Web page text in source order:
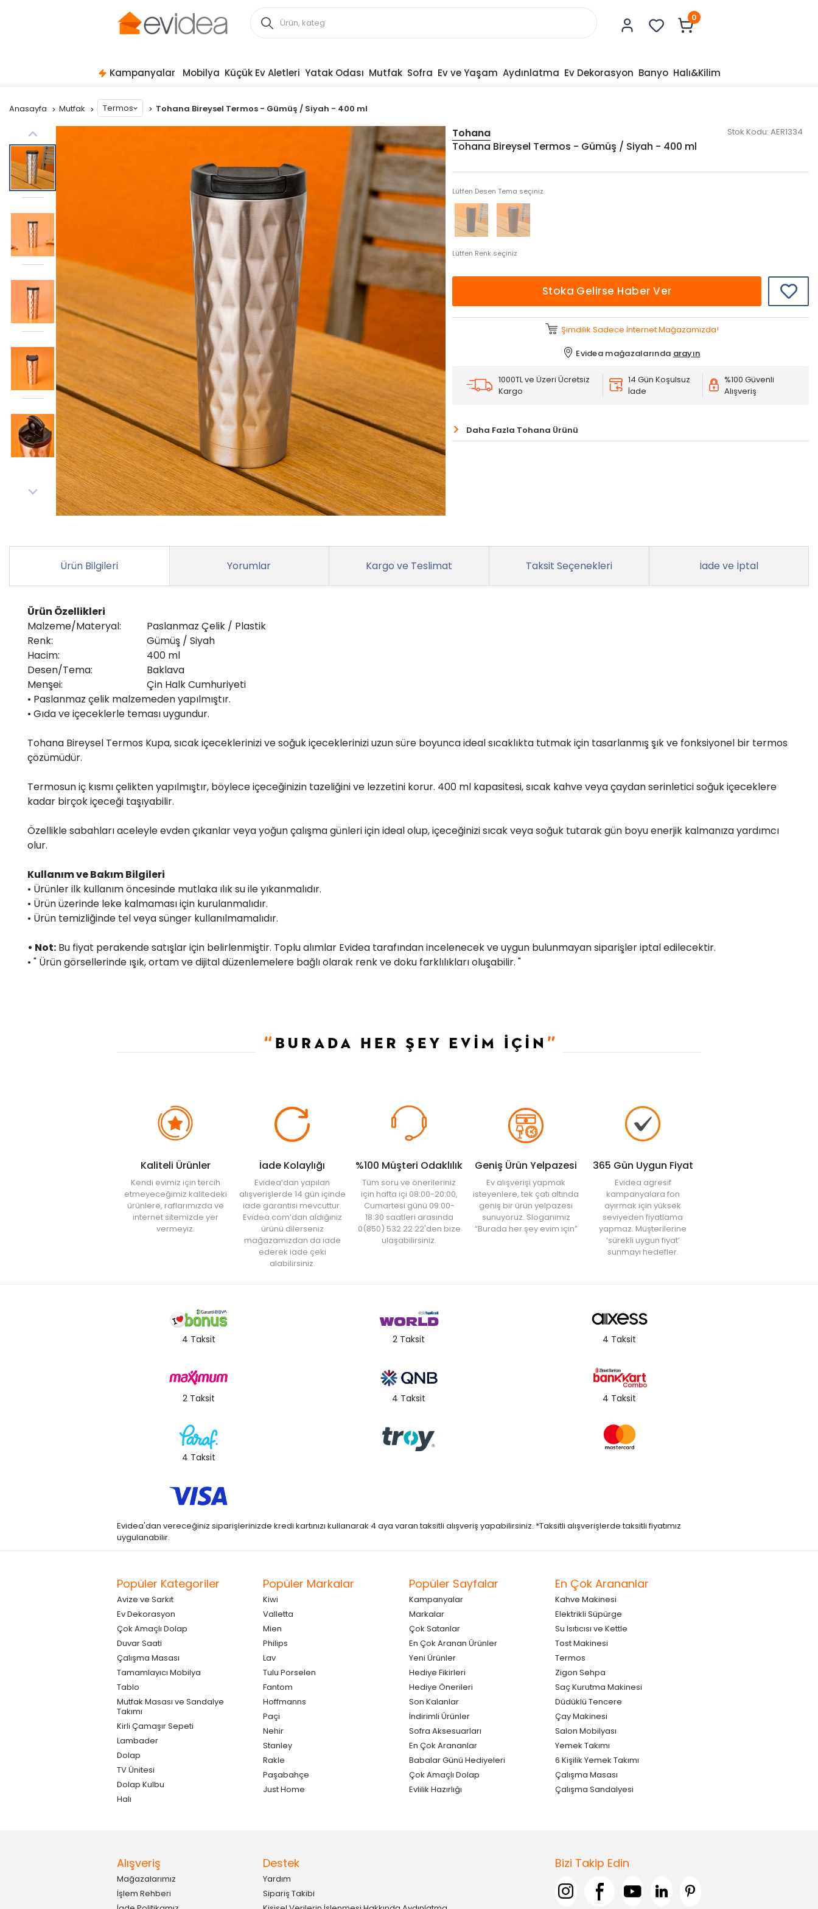
0
Kampanyalar Mobilya Küçük Ev Aletleri Yatak Odası Mutfak Sofra Ev ve Yaşam Aydınlatma Ev Dekorasyon Banyo Halı&Kilim
Anasayfa Mutfak Termos Tohana Bireysel Termos - Gümüş / Siyah - 400 ml
Tohana Stok Kodu: AER1334
Tohana Bireysel Termos - Gümüş / Siyah - 400 ml
Lütfen Desen Tema seçiniz
Lütfen Renk seçiniz
Stoka Gelirse Haber Ver
Şimdilik Sadece İnternet Mağazamızda!
Evidea mağazalarında arayın
1000TL ve Üzeri Ücretsiz
Kargo
14 Gün Koşulsuz
İade
%100 Güvenli
Alışveriş
Daha Fazla Tohana Ürünü
Ürün Bilgileri Yorumlar Kargo ve Teslimat Taksit Seçenekleri İade ve İptal
Ürün Özellikleri
Malzeme/Materyal:
Paslanmaz Çelik / Plastik
Renk:
Gümüş / Siyah
Hacim:
400 ml
Desen/Tema:
Baklava
Menşei:
Çin Halk Cumhuriyeti
• Paslanmaz çelik malzemeden yapılmıştır.
• Gıda ve içeceklerle teması uygundur.
Tohana Bireysel Termos Kupa, sıcak içeceklerinizi ve soğuk içeceklerinizi uzun süre boyunca ideal sıcaklıkta tutmak için tasarlanmış şık ve fonksiyonel bir termos
çözümüdür.
Termosun iç kısmı çelikten yapılmıştır, böylece içeceğinizin tazeliğini ve lezzetini korur. 400 ml kapasitesi, sıcak kahve veya çaydan serinletici soğuk içeceklere
kadar birçok içeceği taşıyabilir.
Özellikle sabahları aceleyle evden çıkanlar veya yoğun çalışma günleri için ideal olup, içeceğinizi sıcak veya soğuk tutarak gün boyu enerjik kalmanıza yardımcı
olur.
Kullanım ve Bakım Bilgileri
• Ürünler ilk kullanım öncesinde mutlaka ılık su ile yıkanmalıdır.
• Ürün üzerinde leke kalmaması için kurulanmalıdır.
• Ürün temizliğinde tel veya sünger kullanılmamalıdır.
• Not: Bu fiyat perakende satışlar için belirlenmiştir. Toplu alımlar Evidea tarafından incelenecek ve uygun bulunmayan siparişler iptal edilecektir.
• " Ürün görsellerinde ışık, ortam ve dijital düzenlemelere bağlı olarak renk ve doku farklılıkları oluşabilir. "
Kaliteli Ürünler
Kendi evimiz için tercih
etmeyeceğimiz kalitedeki
ürünlere, raflarımızda ve
internet sitemizde yer
vermeyiz.
İade Kolaylığı
Evidea’dan yapılan
alışverişlerde 14 gün içinde
iade garantisi mevcuttur.
Evidea.com’dan aldığınız
ürünü dilerseniz
mağazamızdan da iade
ederek iade çeki
alabilirsiniz.
%100 Müşteri Odaklılık
Tüm soru ve önerileriniz
için hafta içi 08:00-20:00,
Cumartesi günü 09:00-
18:30 saatleri arasında
0(850) 532 22 22'den bize
ulaşabilirsiniz.
Geniş Ürün Yelpazesi
Ev alışverişi yapmak
isteyenlere, tek çatı altında
geniş bir ürün yelpazesi
sunuyoruz. Sloganımız
“Burada her şey evim için”
365 Gün Uygun Fiyat
Evidea agresif
kampanyalara fon
ayırmak için yüksek
seviyeden fiyatlama
yapmaz. Müşterilerine
‘sürekli uygun fiyat’
sunmayı hedefler.
4 Taksit 2 Taksit 4 Taksit
2 Taksit 4 Taksit 4 Taksit
4 Taksit
Evidea'dan vereceğiniz siparişlerinizde kredi kartınızı kullanarak 4 aya varan taksitli alışveriş yapabilirsiniz. *Taksitli alışverişlerde taksitli fiyatımız
uygulanabilir.
Popüler Kategoriler
Avize ve Sarkıt
Ev Dekorasyon
Çok Amaçlı Dolap
Duvar Saati
Çalışma Masası
Tamamlayıcı Mobilya
Tablo
Mutfak Masası ve Sandalye
Takımı
Kirli Çamaşır Sepeti
Lambader
Dolap
TV Ünitesi
Dolap Kulbu
Halı
Popüler Markalar
Kiwi
Valletta
Mien
Philips
Lav
Tulu Porselen
Fantom
Hoffmanns
Paçi
Nehir
Stanley
Rakle
Paşabahçe
Just Home
Popüler Sayfalar
Kampanyalar
Markalar
Çok Satanlar
En Çok Aranan Ürünler
Yeni Ürünler
Hediye Fikirleri
Hediye Önerileri
Son Kalanlar
İndirimli Ürünler
Sofra Aksesuarları
En Çok Arananlar
Babalar Günü Hediyeleri
Çok Amaçlı Dolap
Evlilik Hazırlığı
En Çok Arananlar
Kahve Makinesi
Elektrikli Süpürge
Su Isıtıcısı ve Kettle
Tost Makinesi
Termos
Zigon Sehpa
Saç Kurutma Makinesi
Düdüklü Tencere
Çay Makinesi
Salon Mobilyası
Yemek Takımı
6 Kişilik Yemek Takımı
Çalışma Masası
Çalışma Sandalyesi
Alışveriş
Mağazalarımız
İşlem Rehberi
Destek
Yardım
Sipariş Takibi
Bizi Takip Edin